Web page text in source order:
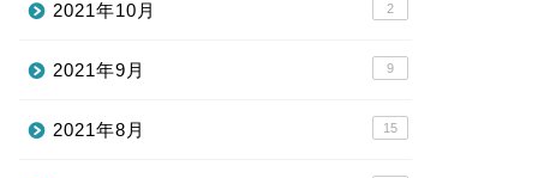
2021年10月 2
2021年9月 9
2021年8月 15